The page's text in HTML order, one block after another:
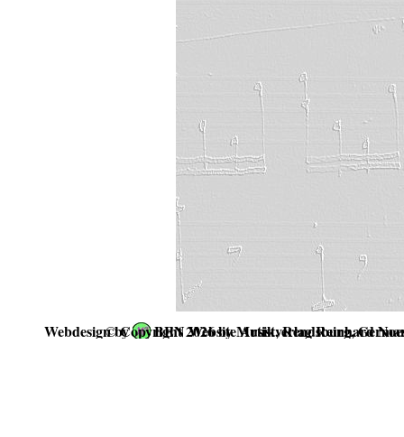
©Copyright 2026 by Musikverlag Reinhard
Webdesign by BEN Website Artist, Rendsburg,